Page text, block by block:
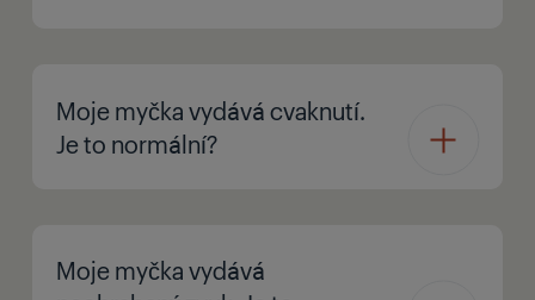
Moje myčka vydává cvaknutí.
Je to normální?
Moje myčka vydává